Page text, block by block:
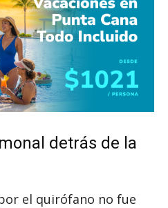
detrás de la
el quirófano no fue